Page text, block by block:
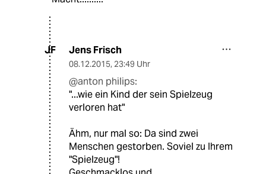
JF Jens Frisch
08.12.2015, 23:49 Uhr
@anton philips:
"...wie ein Kind der sein Spielzeug
verloren hat"
Ähm, nur mal so: Da sind zwei
Menschen gestorben. Soviel zu Ihrem
"Spielzeug"!